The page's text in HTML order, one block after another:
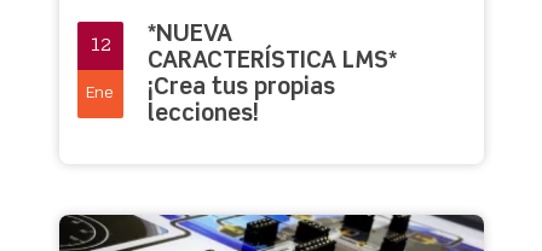
12
Ene
*NUEVA
CARACTERÍSTICA LMS*
¡Crea tus propias
lecciones!